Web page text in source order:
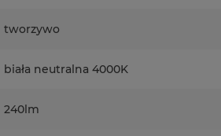
tworzywo
biała neutralna 4000K
240lm